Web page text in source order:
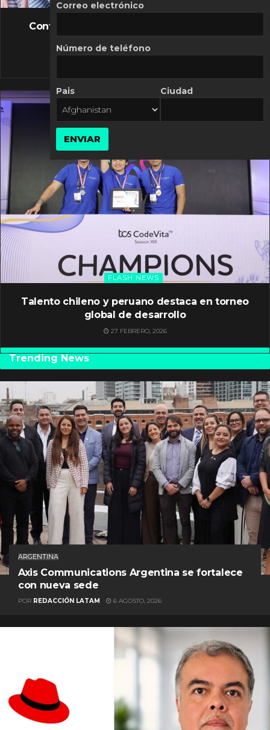
FLASH NEWS
Controversia de Mercado Libre por costos
10 MARZO, 2026
FLASH NEWS
Talento chileno y peruano destaca en torneo
global de desarrollo
27 FEBRERO, 2026
Trending News
ARGENTINA
Axis Communications Argentina se fortalece
con nueva sede
POR REDACCIÓN LATAM 6 AGOSTO, 2026
Correo electrónico
Número de teléfono
Pais Ciudad
ENVIAR